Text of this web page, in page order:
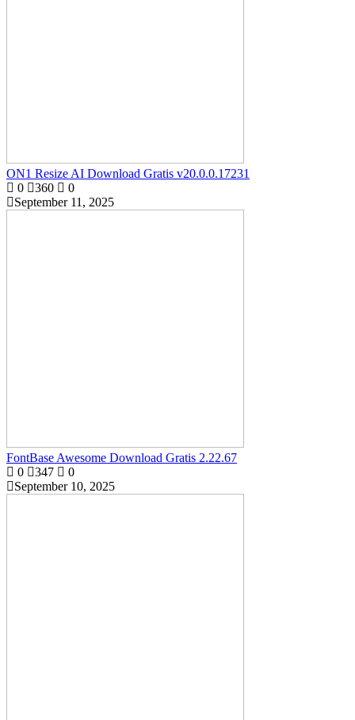
ON1 Resize AI Download Gratis v20.0.0.17231
0
360
0
September 11, 2025
FontBase Awesome Download Gratis 2.22.67
0
347
0
September 10, 2025